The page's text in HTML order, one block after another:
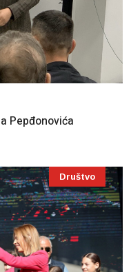
Pepđonovića
Društvo